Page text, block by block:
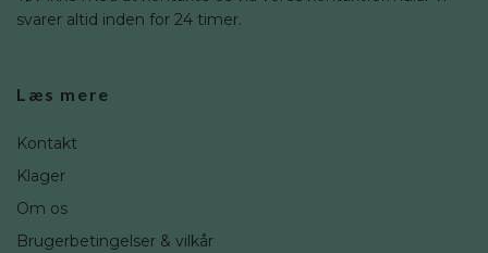
svarer altid inden for 24 timer.
Læs mere
Kontakt
Klager
Om os
Brugerbetingelser & vilkår